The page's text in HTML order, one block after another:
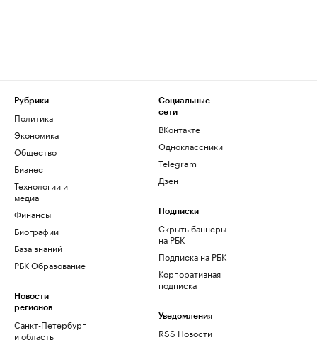
Рубрики
Политика
Экономика
Общество
Бизнес
Технологии и
медиа
Финансы
Биографии
База знаний
РБК Образование
Новости
регионов
Санкт-Петербург
и область
Социальные
сети
ВКонтакте
Одноклассники
Telegram
Дзен
Подписки
Скрыть баннеры
на РБК
Подписка на РБК
Корпоративная
подписка
Уведомления
RSS Новости